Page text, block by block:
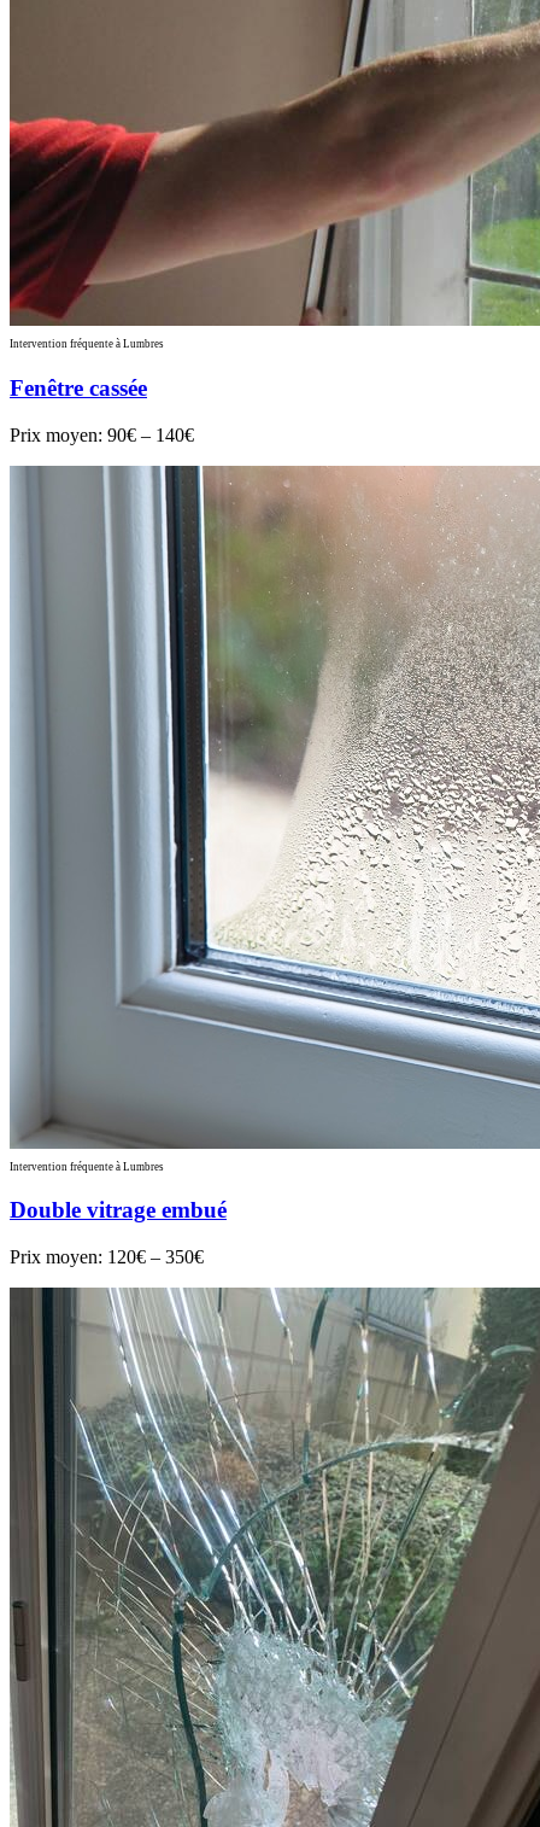
Intervention fréquente à Lumbres
Fenêtre cassée
Prix moyen: 90€ – 140€
Intervention fréquente à Lumbres
Double vitrage embué
Prix moyen: 120€ – 350€